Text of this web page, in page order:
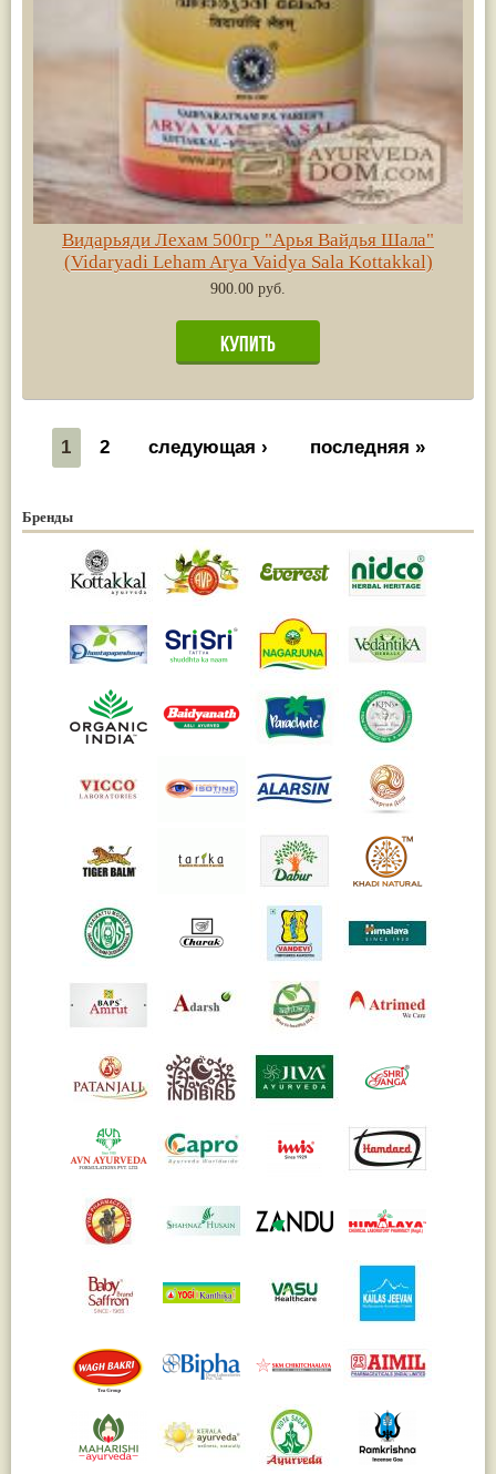
Видарьяди Лехам 500гр "Арья Вайдья Шала"
(Vidaryadi Leham Arya Vaidya Sala Kottakkal)
900.00 руб.
1 2 следующая › последняя »
Бренды